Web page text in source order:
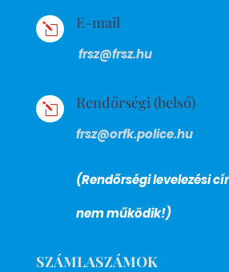
l E-mail
frsz@frsz.hu
l Rendőrségi (belső)
frsz@orfk.police.hu
(Rendőrségi levelezési
nem működik!)
SZÁMLASZÁMOK